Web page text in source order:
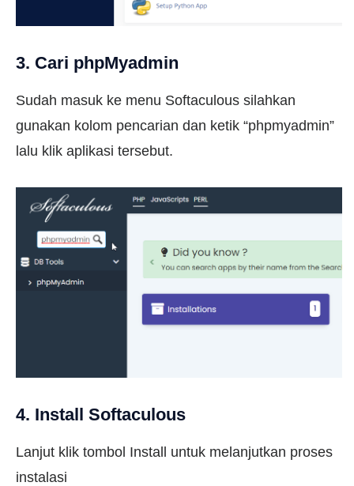
3. Cari phpMyadmin
Sudah masuk ke menu Softaculous silahkan
gunakan kolom pencarian dan ketik “phpmyadmin”
lalu klik aplikasi tersebut.
4. Install Softaculous
Lanjut klik tombol Install untuk melanjutkan proses
instalasi